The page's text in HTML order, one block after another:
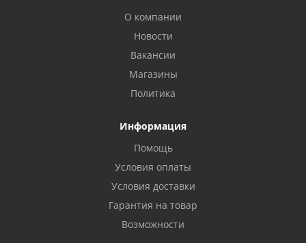
О компании
Новости
Вакансии
Магазины
Политика
Информация
Помощь
Условия оплаты
Условия доставки
Гарантия на товар
Возможности